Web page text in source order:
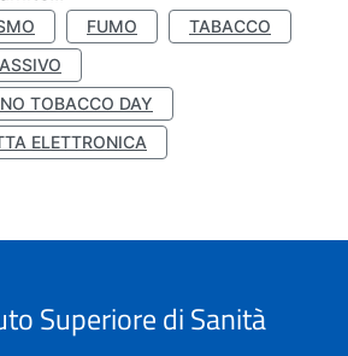
FUMO
TABACCO
TOBACCO DAY
ELETTRONICA
Superiore di Sanità